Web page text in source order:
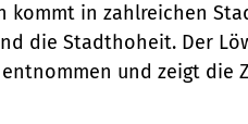
kommt in zahlreichen
die Stadthoheit. Der
und zeigt die